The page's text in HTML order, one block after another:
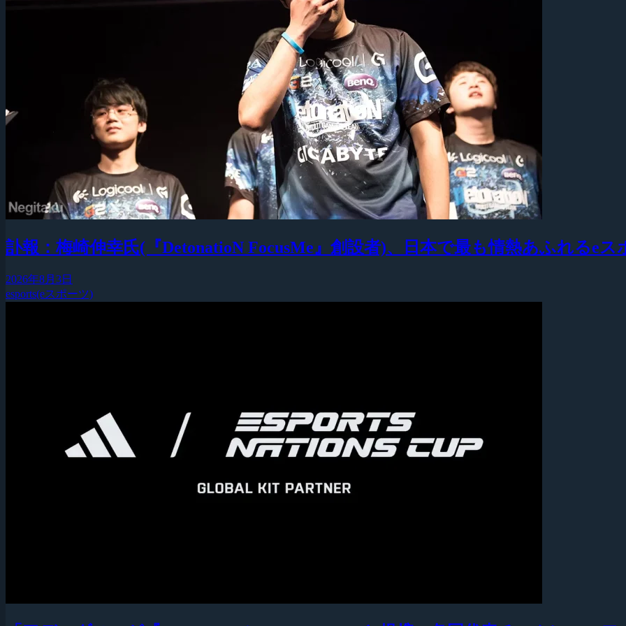
訃報：梅崎伸幸氏(『DetonatioN FocusMe』創設者)、日本で最も情熱あふれるeス
2026年8月3日
esports(eスポーツ)